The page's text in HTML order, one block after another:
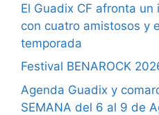
El Guadix CF afronta
con cuatro amistosos y
temporada
Festival BENAROCK
Agenda Guadix y
SEMANA del 6 al 9 de